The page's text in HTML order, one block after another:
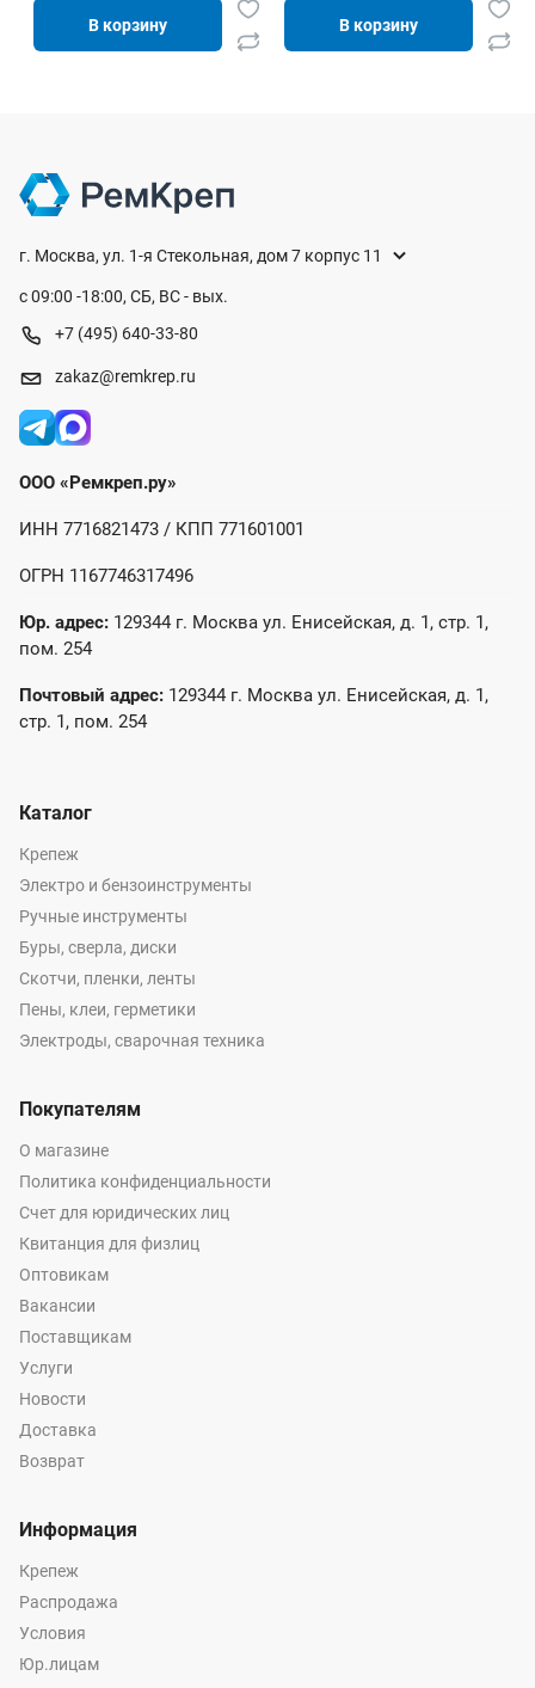
В корзину В корзину
г. Москва, ул. 1-я Стекольная, дом 7 корпус 11
с 09:00 -18:00, СБ, ВС - вых.
+7 (495) 640-33-80
zakaz@remkrep.ru
ООО «Ремкреп.ру»
ИНН 7716821473 / КПП 771601001
ОГРН 1167746317496
Юр. адрес: 129344 г. Москва ул. Енисейская, д. 1, стр. 1,
пом. 254
Почтовый адрес: 129344 г. Москва ул. Енисейская, д. 1,
стр. 1, пом. 254
Каталог
Крепеж
Электро и бензоинструменты
Ручные инструменты
Буры, сверла, диски
Скотчи, пленки, ленты
Пены, клеи, герметики
Электроды, сварочная техника
Покупателям
О магазине
Политика конфиденциальности
Счет для юридических лиц
Квитанция для физлиц
Оптовикам
Вакансии
Поставщикам
Услуги
Новости
Доставка
Возврат
Информация
Крепеж
Распродажа
Условия
Юр.лицам